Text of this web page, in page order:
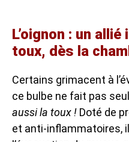
L’oignon : un
toux, dès la
Certains grimacent à
ce bulbe ne fait pas
aussi la toux ! Doté de
et anti-inflammatoires,